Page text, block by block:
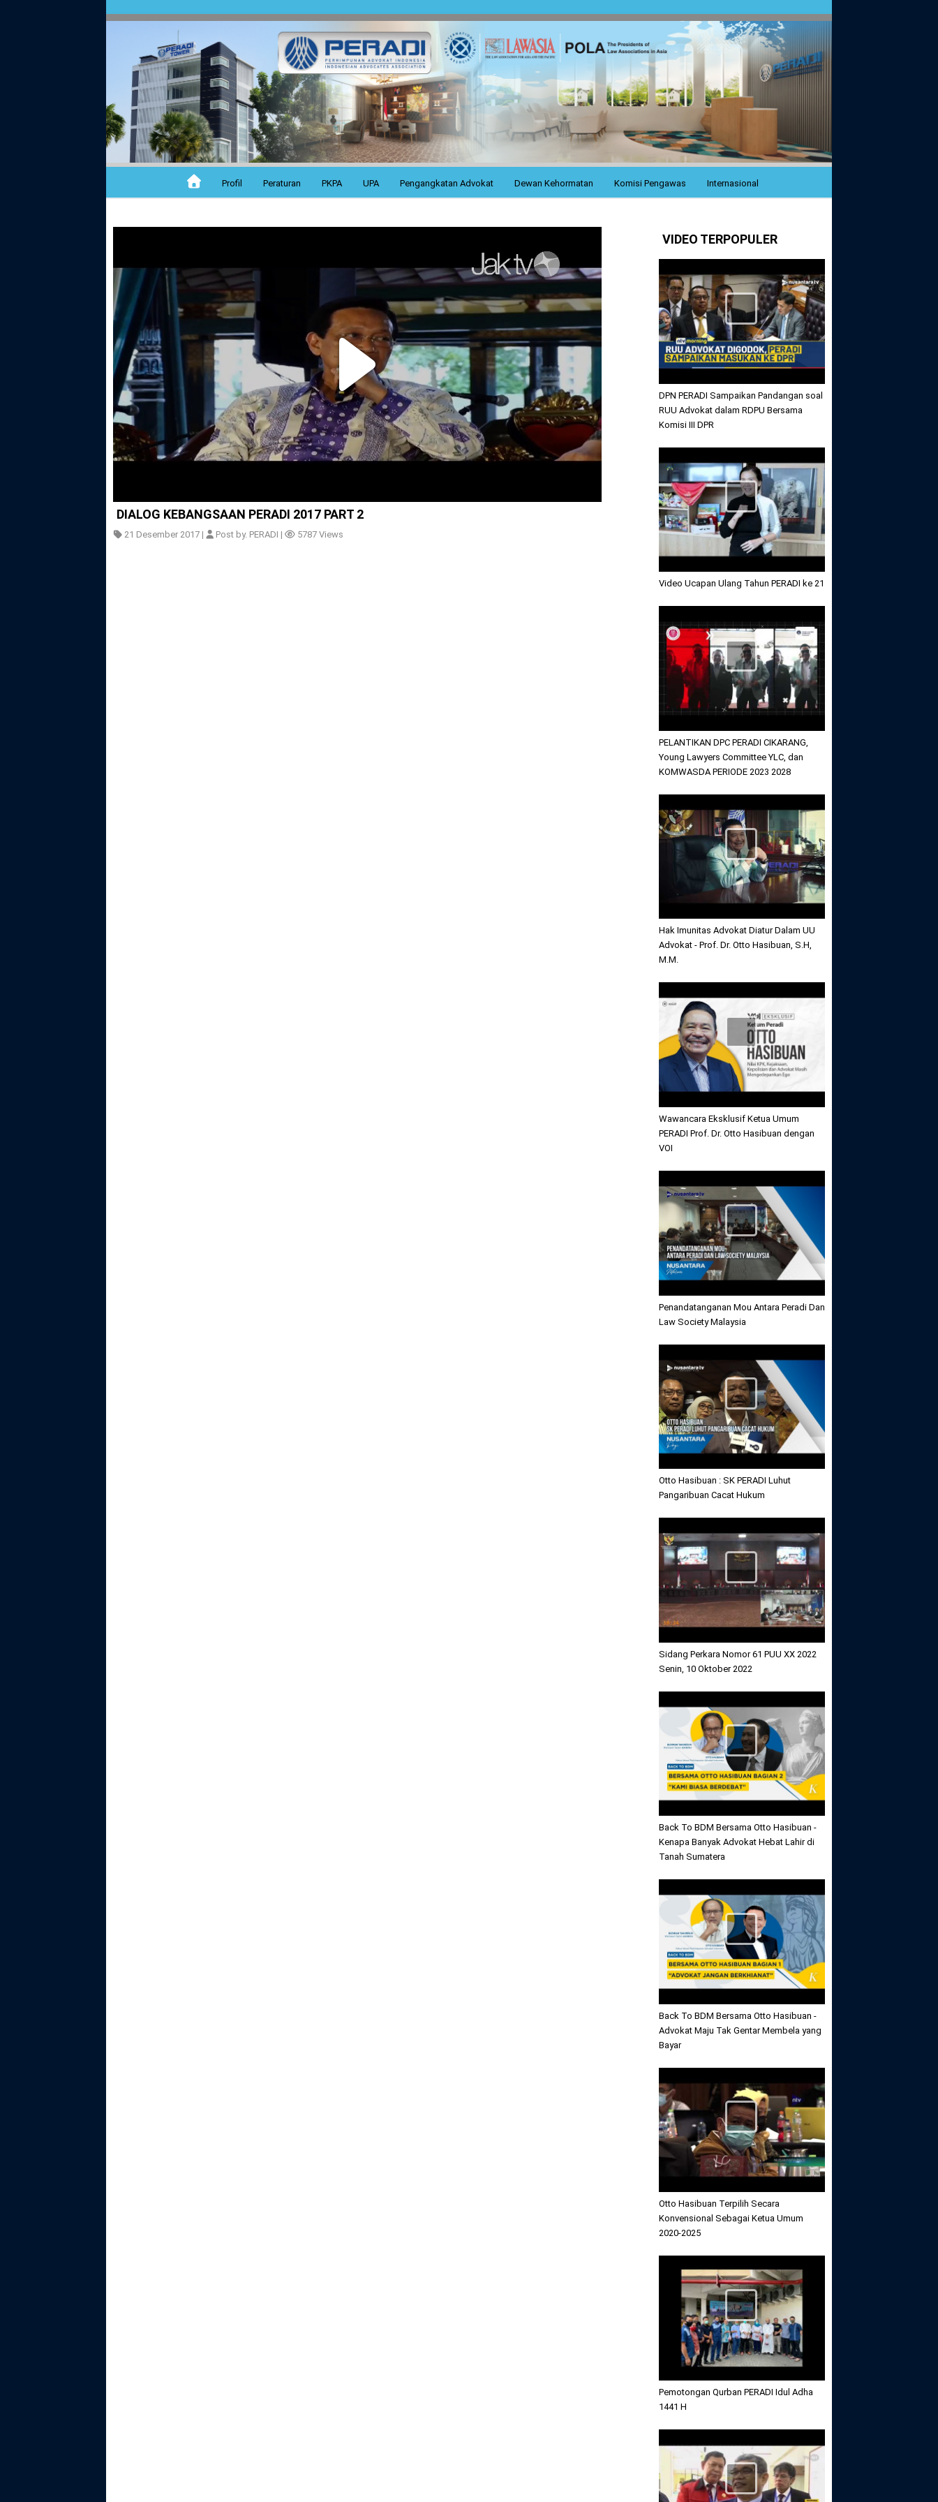
Profil Peraturan PKPA UPA Pengangkatan Advokat Dewan Kehormatan Komisi Pengawas Internasional
Play
Video
DIALOG KEBANGSAAN PERADI 2017 PART 2
21 Desember 2017 | Post by. PERADI | 5787 Views
VIDEO TERPOPULER
DPN PERADI Sampaikan Pandangan soal
RUU Advokat dalam RDPU Bersama
Komisi III DPR
Video Ucapan Ulang Tahun PERADI ke 21
PELANTIKAN DPC PERADI CIKARANG,
Young Lawyers Committee YLC, dan
KOMWASDA PERIODE 2023 2028
Hak Imunitas Advokat Diatur Dalam UU
Advokat - Prof. Dr. Otto Hasibuan, S.H,
M.M.
Wawancara Eksklusif Ketua Umum
PERADI Prof. Dr. Otto Hasibuan dengan
VOI
Penandatanganan Mou Antara Peradi Dan
Law Society Malaysia
Otto Hasibuan : SK PERADI Luhut
Pangaribuan Cacat Hukum
Sidang Perkara Nomor 61 PUU XX 2022
Senin, 10 Oktober 2022
Back To BDM Bersama Otto Hasibuan -
Kenapa Banyak Advokat Hebat Lahir di
Tanah Sumatera
Back To BDM Bersama Otto Hasibuan -
Advokat Maju Tak Gentar Membela yang
Bayar
Otto Hasibuan Terpilih Secara
Konvensional Sebagai Ketua Umum
2020-2025
Pemotongan Qurban PERADI Idul Adha
1441 H